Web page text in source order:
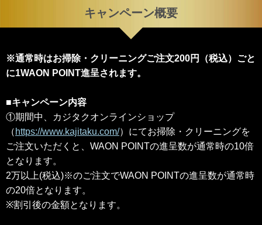
キャンペーン概要
※通常時はお掃除・クリーニングご注文200円（税込）ごと
に1WAON POINT進呈されます。
■キャンペーン内容
①期間中、カジタクオンラインショップ
（ https://www.kajitaku.com/）にてお掃除・クリーニングを
ご注文いただくと、WAON POINTの進呈数が通常時の10倍
となります。
2万以上(税込)※のご注文でWAON POINTの進呈数が通常時
の20倍となります。
※割引後の金額となります。